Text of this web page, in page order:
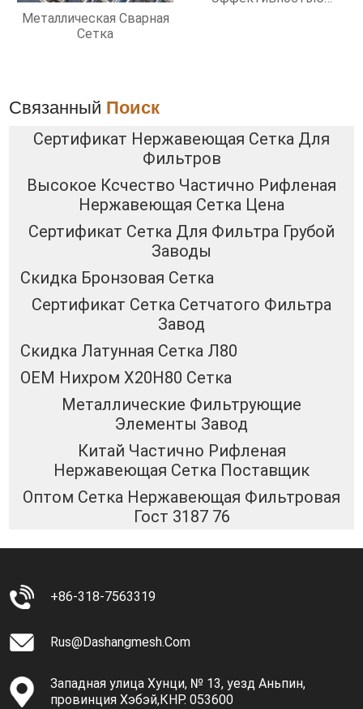
Металлическая Сварная
Сетка
Связанный Поиск
Сертификат Нержавеющая Сетка Для
Фильтров
Высокое Ксчество Частично Рифленая
Нержавеющая Сетка Цена
Сертификат Сетка Для Фильтра Грубой
Заводы
Скидка Бронзовая Сетка
Сертификат Сетка Сетчатого Фильтра
Завод
Скидка Латунная Сетка Л80
OEM Нихром Х20Н80 Сетка
Металлические Фильтрующие
Элементы Завод
Китай Частично Рифленая
Нержавеющая Сетка Поставщик
Оптом Сетка Нержавеющая Фильтровая
Гост 3187 76
+86-318-7563319
Rus@dashangmesh.com
Западная улица Хунци, № 13, уезд Аньпин,
провинция Хэбэй,КНР. 053600